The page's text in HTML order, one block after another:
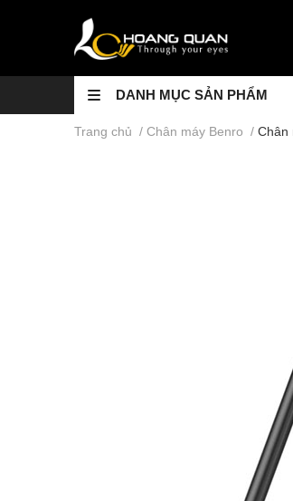
DANH MỤC SẢN PHẨM
Trang chủ / Chân máy Benro / Chân